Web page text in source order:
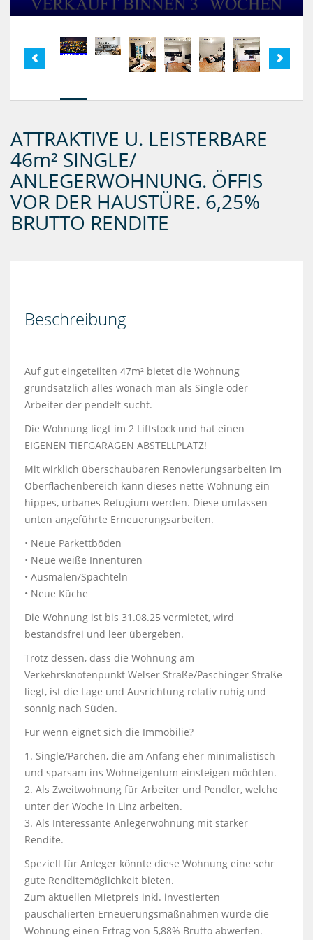
ATTRAKTIVE U. LEISTERBARE
46m² SINGLE/
ANLEGERWOHNUNG. ÖFFIS
VOR DER HAUSTÜRE. 6,25%
BRUTTO RENDITE
Beschreibung
Auf gut eingeteilten 47m² bietet die Wohnung
grundsätzlich alles wonach man als Single oder
Arbeiter der pendelt sucht.
Die Wohnung liegt im 2 Liftstock und hat einen
EIGENEN TIEFGARAGEN ABSTELLPLATZ!
Mit wirklich überschaubaren Renovierungsarbeiten im
Oberflächenbereich kann dieses nette Wohnung ein
hippes, urbanes Refugium werden. Diese umfassen
unten angeführte Erneuerungsarbeiten.
• Neue Parkettböden
• Neue weiße Innentüren
• Ausmalen/Spachteln
• Neue Küche
Die Wohnung ist bis 31.08.25 vermietet, wird
bestandsfrei und leer übergeben.
Trotz dessen, dass die Wohnung am
Verkehrsknotenpunkt Welser Straße/Paschinger Straße
liegt, ist die Lage und Ausrichtung relativ ruhig und
sonnig nach Süden.
Für wenn eignet sich die Immobilie?
1. Single/Pärchen, die am Anfang eher minimalistisch
und sparsam ins Wohneigentum einsteigen möchten.
2. Als Zweitwohnung für Arbeiter und Pendler, welche
unter der Woche in Linz arbeiten.
3. Als Interessante Anlegerwohnung mit starker
Rendite.
Speziell für Anleger könnte diese Wohnung eine sehr
gute Renditemöglichkeit bieten.
Zum aktuellen Mietpreis inkl. investierten
pauschalierten Erneuerungsmaßnahmen würde die
Wohnung einen Ertrag von 5,88% Brutto abwerfen.